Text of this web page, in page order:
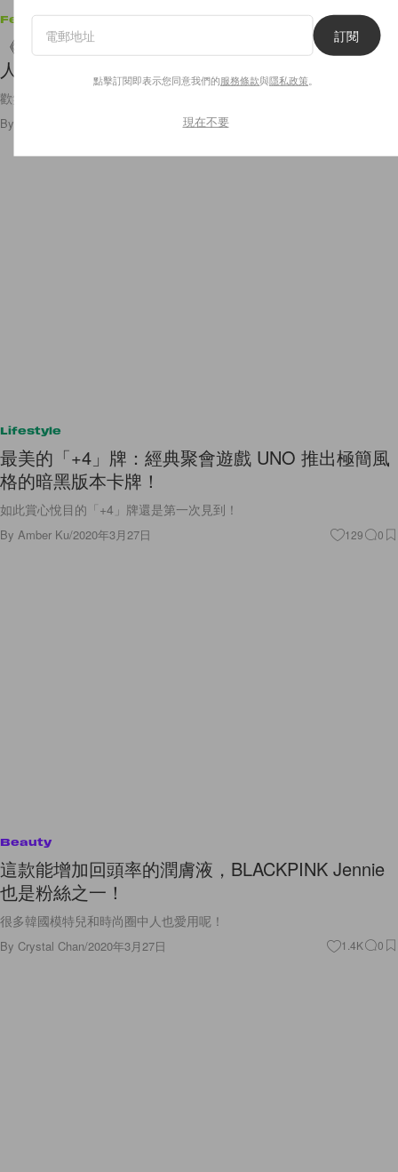
Features
《好狗特攻隊》影評：一部歡樂喜劇，帶出的卻是
人類對動物視若無睹的殘酷現狀！
歡笑聲的背後，同樣告訴我們殘忍的人類對動物所作出的凌霸和傷害…
By
Lifestyle
最美的「+4」牌：經典聚會遊戲 UNO 推出極簡風
格的暗黑版本卡牌！
如此賞心悅目的「+4」牌還是第一次見到！
By Amber Ku/2020年3月27日 129 0
Beauty
這款能增加回頭率的潤膚液，BLACKPINK Jennie
也是粉絲之一！
很多韓國模特兒和時尚圈中人也愛用呢！
By Crystal Chan/2020年3月27日 1.4K 0
訂閱
點擊訂閱即表示您同意我們的服務條款與隱私政策
現在不要